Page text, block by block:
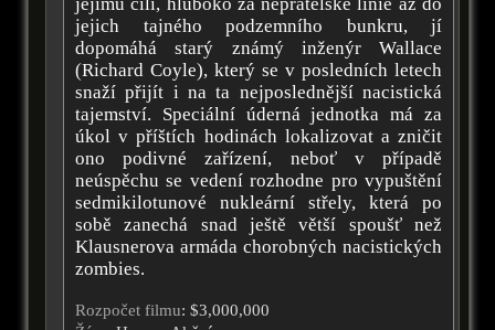
jejímu cíli, hluboko za nepřátelské linie až do
jejich tajného podzemního bunkru, jí
dopomáhá starý známý inženýr Wallace
(Richard Coyle), který se v posledních letech
snaží přijít i na ta nejposlednější nacistická
tajemství. Speciální úderná jednotka má za
úkol v příštích hodinách lokalizovat a zničit
ono podivné zařízení, neboť v případě
neúspěchu se vedení rozhodne pro vypuštění
sedmikilotunové nukleární střely, která po
sobě zanechá snad ještě větší spoušť než
Klausnerova armáda chorobných nacistických
zombies.
Rozpočet filmu: $3,000,000